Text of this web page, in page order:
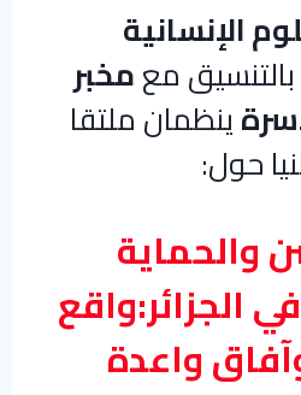
الإنسانية
بالتنسيق معمخبر
ينظمان ملتقا
حول:
والحماية
الجزائر:واقع
واعدة